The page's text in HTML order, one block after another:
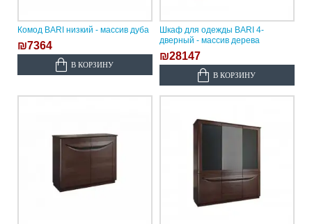
Комод BARI низкий - массив дуба
₪7364
В КОРЗИНУ
Шкаф для одежды BARI 4-
дверный - массив дерева
₪28147
В КОРЗИНУ